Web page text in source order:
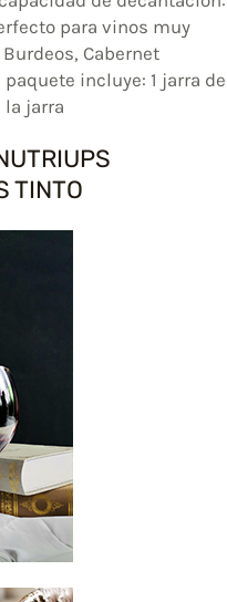
para vinos muy
Cabernet
paquete incluye: 1 jarra de
jarra
TINTO